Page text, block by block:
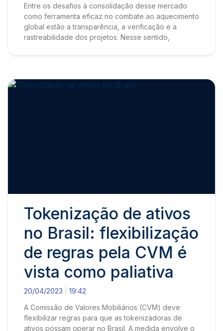
Entre os desafios à consolidação desse mercado
como ferramenta eficaz no combate ao aquecimento
global estão a transparência, a verificação e a
rastreabilidade dos projetos. Nesse sentido,
Tokenização de ativos
no Brasil: flexibilização
de regras pela CVM é
vista como paliativa
20/04/2023
19:42
A Comissão de Valores Mobiliários (CVM) deve
flexibilizar regras para que as tokenizadoras de
ativos possam operar no Brasil. A medida envolve o